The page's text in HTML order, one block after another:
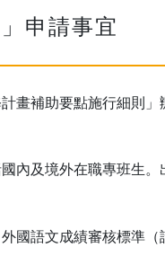
申請事宜
畫補助要點施行細則」
內及境外在職專班生。
國語文成績審核標準（